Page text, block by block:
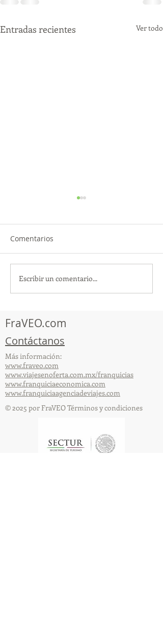
Entradas recientes Ver todo
TourTravelynByFraveo
participó en la
Comentarios
Escribir un comentario...
FraVEO.com
Contáctanos
Más información:
www.fraveo.com
www.viajesenoferta.com.mx/franquicias
www.franquiciaeconomica.com
www.franquiciaagenciadeviajes.com
© 2025 por FraVEO Términos y condiciones